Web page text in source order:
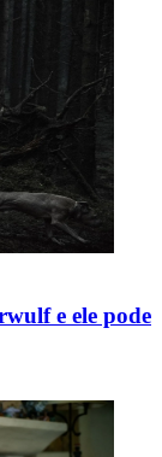
e ele pode